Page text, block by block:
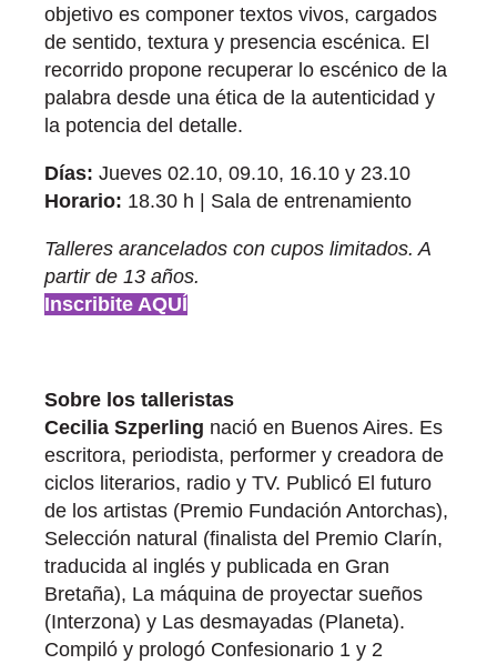
objetivo es componer textos vivos, cargados
de sentido, textura y presencia escénica. El
recorrido propone recuperar lo escénico de la
palabra desde una ética de la autenticidad y
la potencia del detalle.
Días: Jueves 02.10, 09.10, 16.10 y 23.10
Horario: 18.30 h | Sala de entrenamiento
Talleres arancelados con cupos limitados. A
partir de 13 años.
Inscribite AQUÍ
Sobre los talleristas
Cecilia Szperling nació en Buenos Aires. Es
escritora, periodista, performer y creadora de
ciclos literarios, radio y TV. Publicó El futuro
de los artistas (Premio Fundación Antorchas),
Selección natural (finalista del Premio Clarín,
traducida al inglés y publicada en Gran
Bretaña), La máquina de proyectar sueños
(Interzona) y Las desmayadas (Planeta).
Compiló y prologó Confesionario 1 y 2